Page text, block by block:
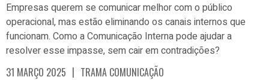
Empresas querem se comunicar melhor com o público
operacional, mas estão eliminando os canais internos que
funcionam. Como a Comunicação Interna pode ajudar a
resolver esse impasse, sem cair em contradições?
31 MARÇO 2025 | TRAMA COMUNICAÇÃO